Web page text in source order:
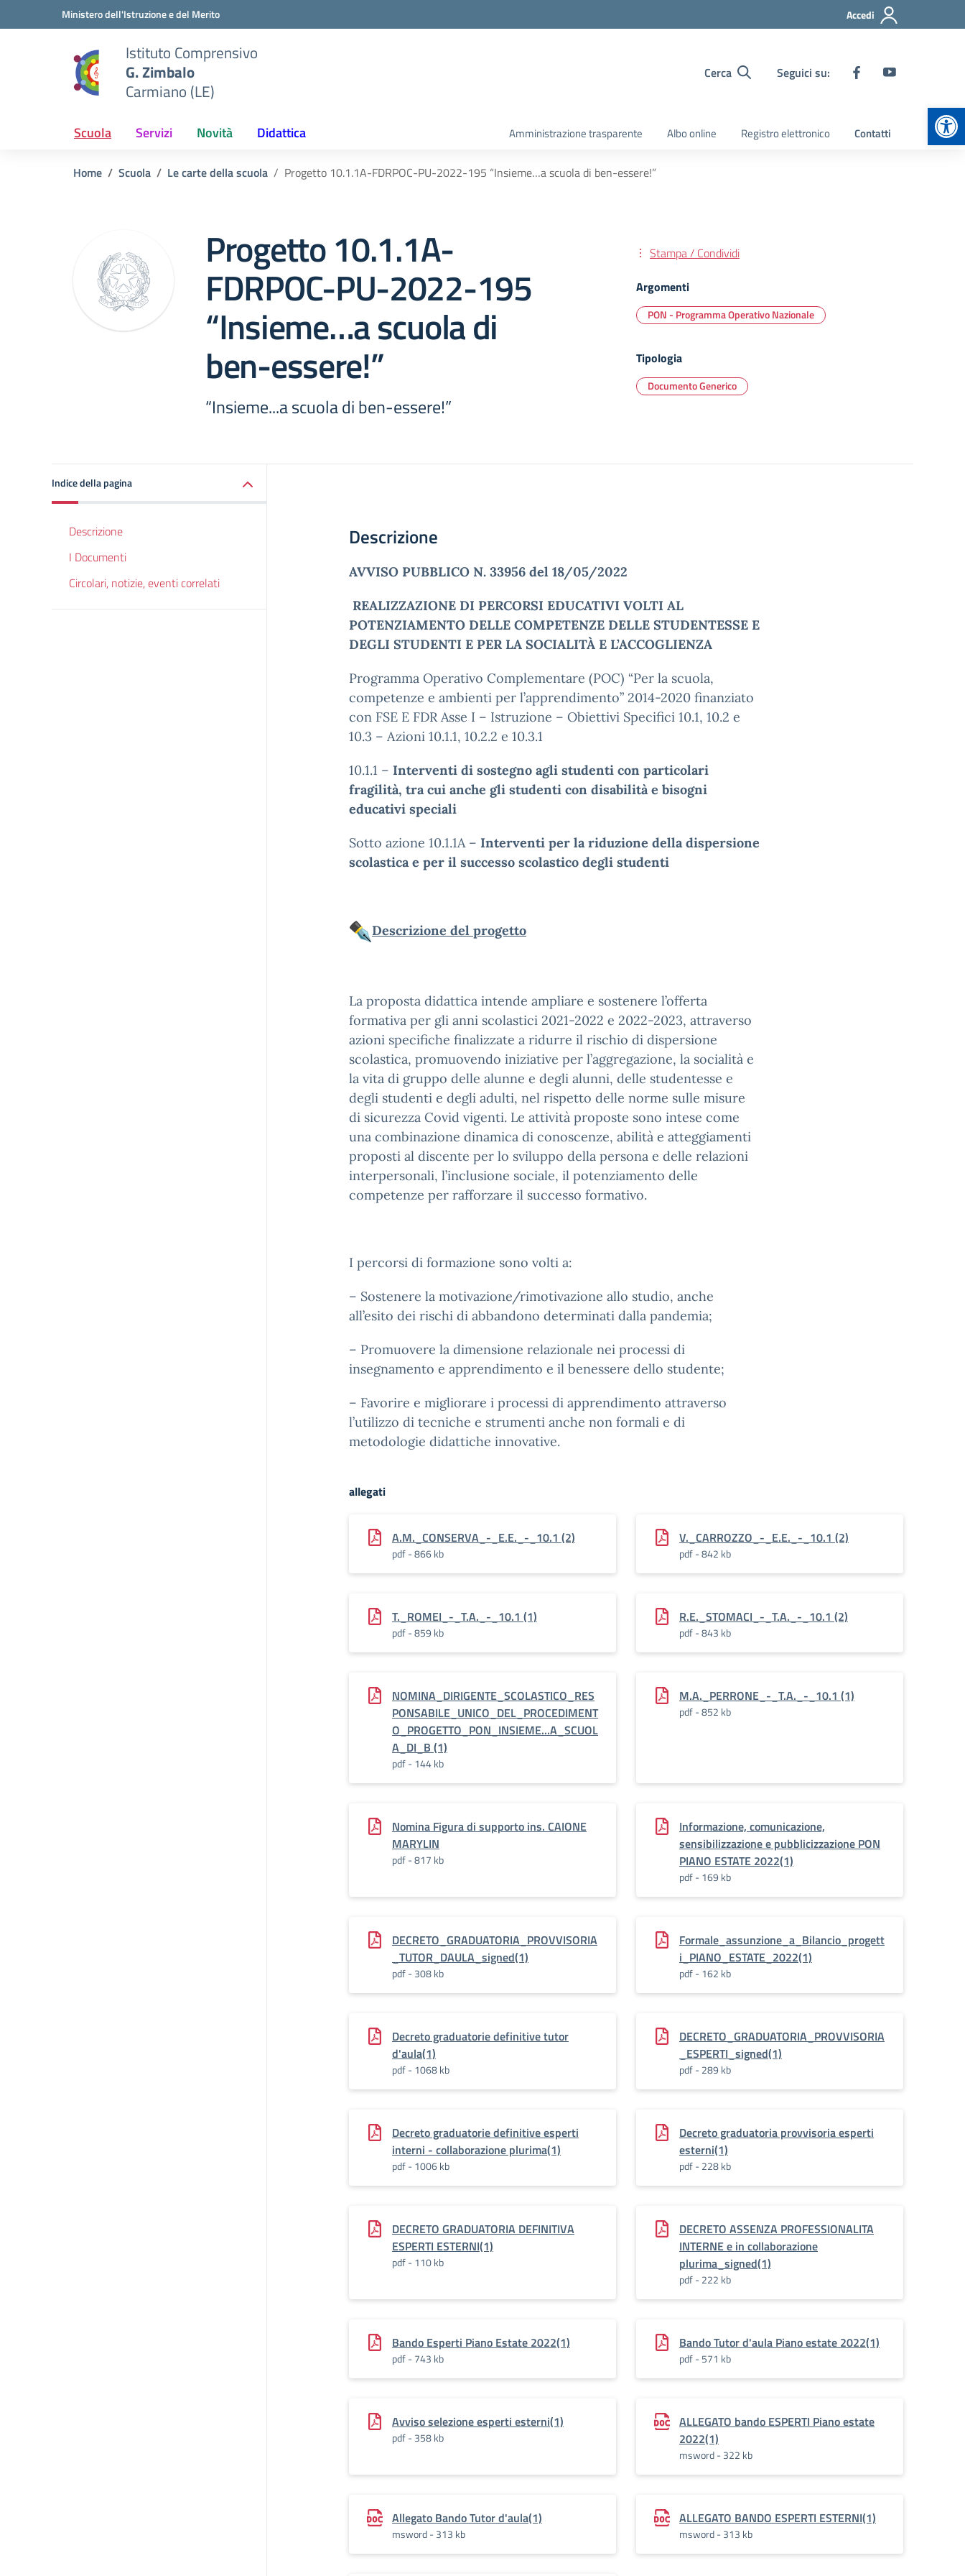
Vai ai contenuti
Vai al menu di navigazioneMinistero dell'Istruzione e del Merito Accedi
Istituto Comprensivo
G. Zimbalo
Carmiano (LE)
Cerca Seguici su:
Scuola Servizi Novità Didattica Amministrazione trasparente Albo online Registro elettronico Contatti
Home Scuola Le carte della scuola Progetto 10.1.1A-FDRPOC-PU-2022-195 “Insieme…a scuola di ben-essere!”
Progetto 10.1.1A-
FDRPOC-PU-2022-195
“Insieme…a scuola di
ben-essere!”
“Insieme...a scuola di ben-essere!”
Stampa / Condividi
Argomenti
PON - Programma Operativo Nazionale
Tipologia
Documento Generico
Indice della pagina
Descrizione
I Documenti
Circolari, notizie, eventi correlati
Descrizione
AVVISO PUBBLICO N. 33956 del 18/05/2022
REALIZZAZIONE DI PERCORSI EDUCATIVI VOLTI AL
POTENZIAMENTO DELLE COMPETENZE DELLE STUDENTESSE E
DEGLI STUDENTI E PER LA SOCIALITÀ E L’ACCOGLIENZA
Programma Operativo Complementare (POC) “Per la scuola,
competenze e ambienti per l’apprendimento” 2014-2020 finanziato
con FSE E FDR Asse I – Istruzione – Obiettivi Specifici 10.1, 10.2 e
10.3 – Azioni 10.1.1, 10.2.2 e 10.3.1
10.1.1 – Interventi di sostegno agli studenti con particolari
fragilità, tra cui anche gli studenti con disabilità e bisogni
educativi speciali
Sotto azione 10.1.1A – Interventi per la riduzione della dispersione
scolastica e per il successo scolastico degli studenti
Descrizione del progetto
La proposta didattica intende ampliare e sostenere l’offerta
formativa per gli anni scolastici 2021-2022 e 2022-2023, attraverso
azioni specifiche finalizzate a ridurre il rischio di dispersione
scolastica, promuovendo iniziative per l’aggregazione, la socialità e
la vita di gruppo delle alunne e degli alunni, delle studentesse e
degli studenti e degli adulti, nel rispetto delle norme sulle misure
di sicurezza Covid vigenti. Le attività proposte sono intese come
una combinazione dinamica di conoscenze, abilità e atteggiamenti
proposti al discente per lo sviluppo della persona e delle relazioni
interpersonali, l’inclusione sociale, il potenziamento delle
competenze per rafforzare il successo formativo.
I percorsi di formazione sono volti a:
– Sostenere la motivazione/rimotivazione allo studio, anche
all’esito dei rischi di abbandono determinati dalla pandemia;
– Promuovere la dimensione relazionale nei processi di
insegnamento e apprendimento e il benessere dello studente;
– Favorire e migliorare i processi di apprendimento attraverso
l’utilizzo di tecniche e strumenti anche non formali e di
metodologie didattiche innovative.
allegati
A.M._CONSERVA_-_E.E._-_10.1 (2)
pdf - 866 kb
V._CARROZZO_-_E.E._-_10.1 (2)
pdf - 842 kb
T._ROMEI_-_T.A._-_10.1 (1)
pdf - 859 kb
R.E._STOMACI_-_T.A._-_10.1 (2)
pdf - 843 kb
NOMINA_DIRIGENTE_SCOLASTICO_RES
PONSABILE_UNICO_DEL_PROCEDIMENT
O_PROGETTO_PON_INSIEME...A_SCUOL
A_DI_B (1)
pdf - 144 kb
M.A._PERRONE_-_T.A._-_10.1 (1)
pdf - 852 kb
Nomina Figura di supporto ins. CAIONE
MARYLIN
pdf - 817 kb
Informazione, comunicazione,
sensibilizzazione e pubblicizzazione PON
PIANO ESTATE 2022(1)
pdf - 169 kb
DECRETO_GRADUATORIA_PROVVISORIA
_TUTOR_DAULA_signed(1)
pdf - 308 kb
Formale_assunzione_a_Bilancio_progett
i_PIANO_ESTATE_2022(1)
pdf - 162 kb
Decreto graduatorie definitive tutor
d'aula(1)
pdf - 1068 kb
DECRETO_GRADUATORIA_PROVVISORIA
_ESPERTI_signed(1)
pdf - 289 kb
Decreto graduatorie definitive esperti
interni - collaborazione plurima(1)
pdf - 1006 kb
Decreto graduatoria provvisoria esperti
esterni(1)
pdf - 228 kb
DECRETO GRADUATORIA DEFINITIVA
ESPERTI ESTERNI(1)
pdf - 110 kb
DECRETO ASSENZA PROFESSIONALITA
INTERNE e in collaborazione
plurima_signed(1)
pdf - 222 kb
Bando Esperti Piano Estate 2022(1)
pdf - 743 kb
Bando Tutor d'aula Piano estate 2022(1)
pdf - 571 kb
Avviso selezione esperti esterni(1)
pdf - 358 kb
ALLEGATO bando ESPERTI Piano estate
2022(1)
msword - 322 kb
Allegato Bando Tutor d'aula(1)
msword - 313 kb
ALLEGATO BANDO ESPERTI ESTERNI(1)
msword - 313 kb